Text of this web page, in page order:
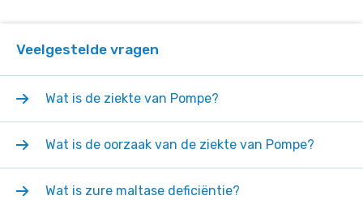
Veelgestelde vragen
Wat is de ziekte van Pompe?
Wat is de oorzaak van de ziekte van Pompe?
Wat is zure maltase deficiëntie?